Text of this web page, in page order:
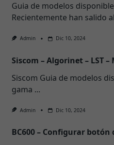
Guia de modelos
Recientemente han salido al
Admin Dic 10, 2024
Siscom – Algorinet – LST
Siscom Guia de modelos
gama ...
Admin Dic 10, 2024
BC600 – Configurar botón